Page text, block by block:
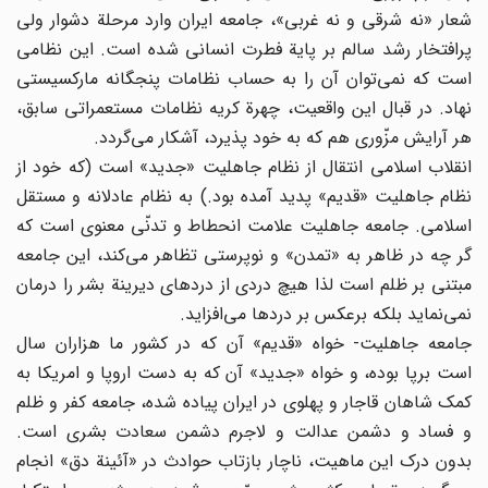
شعار «نه شرقی و نه غربی»، جامعه ایران وارد مرحلة دشوار ولی
پرافتخار رشد سالم بر پایة فطرت انسانی شده است. این نظامی
است که نمی‌توان آن را به حساب نظامات پنجگانه مارکسیستی
نهاد. در قبال این واقعیت، چهرة کریه نظامات مستعمراتی سابق،
هر آرایش مزّوری هم که به خود پذیرد، آشکار می‌گردد.
انقلاب اسلامی انتقال از نظام جاهلیت «جدید» است (که خود از
نظام جاهلیت «قدیم» پدید آمده بود.) به نظام عادلانه و مستقل
اسلامی. جامعه جاهلیت علامت انحطاط و تدنّی معنوی است که
گر چه در ظاهر به «تمدن» و نوپرستی تظاهر می‌کند، این جامعه
مبتنی بر ظلم است لذا هیچ دردی از دردهای دیرینة بشر را درمان
نمی‌نماید بلکه برعکس بر دردها می‌افزاید.
جامعه جاهلیت- خواه «قدیم» آن که در کشور ما هزاران سال
است برپا بوده، و خواه «جدید» آن که به دست اروپا و امریکا به
کمک شاهان قاجار و پهلوی در ایران پیاده شده، جامعه کفر و ظلم
و فساد و دشمن عدالت و لاجرم دشمن سعادت بشری است.
بدون درک این ماهیت، ناچار بازتاب حوادث در «آئینة دق» انجام